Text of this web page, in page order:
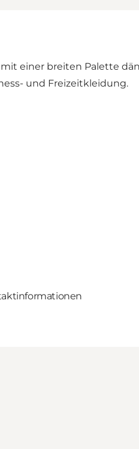
einer breiten Palette
und Freizeitkleidung.